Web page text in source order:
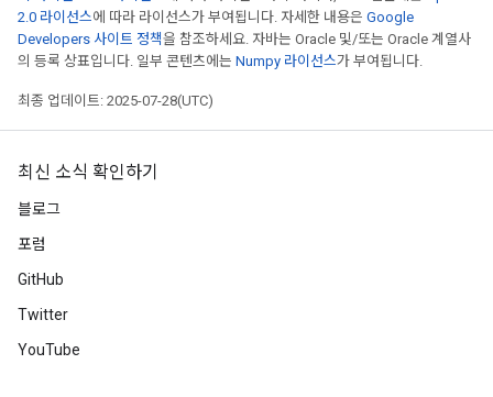
2.0 라이선스에 따라 라이선스가 부여됩니다. 자세한 내용은 Google
Developers 사이트 정책을 참조하세요. 자바는 Oracle 및/또는 Oracle 계열사
의 등록 상표입니다. 일부 콘텐츠에는 Numpy 라이선스가 부여됩니다.
최종 업데이트: 2025-07-28(UTC)
최신 소식 확인하기
블로그
포럼
GitHub
Twitter
YouTube